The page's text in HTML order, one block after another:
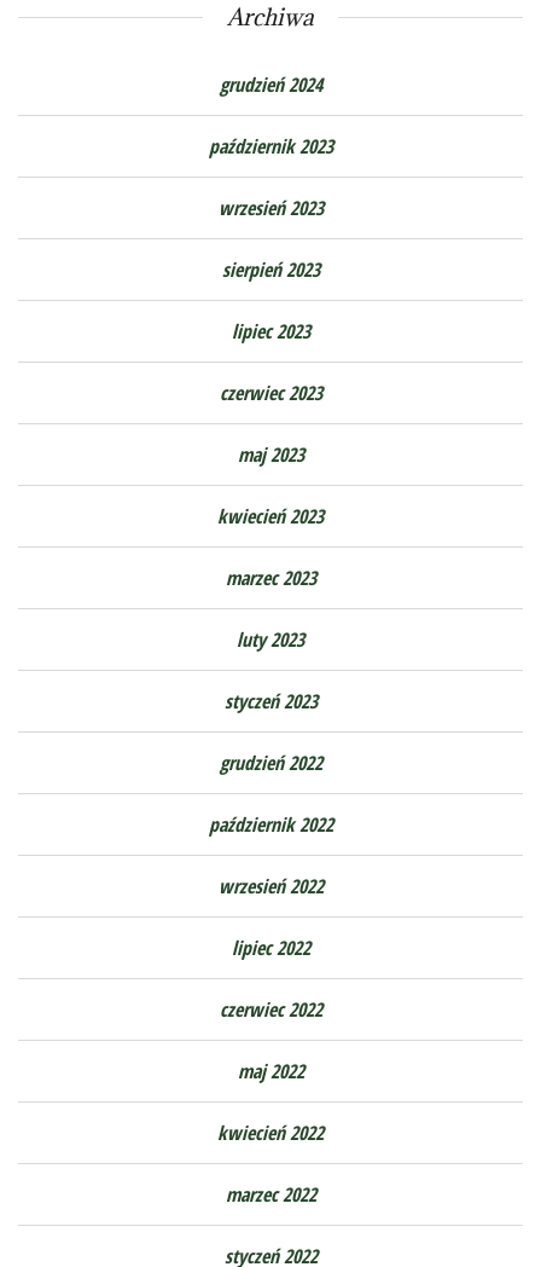
Archiwa
grudzień 2024
październik 2023
wrzesień 2023
sierpień 2023
lipiec 2023
czerwiec 2023
maj 2023
kwiecień 2023
marzec 2023
luty 2023
styczeń 2023
grudzień 2022
październik 2022
wrzesień 2022
lipiec 2022
czerwiec 2022
maj 2022
kwiecień 2022
marzec 2022
styczeń 2022